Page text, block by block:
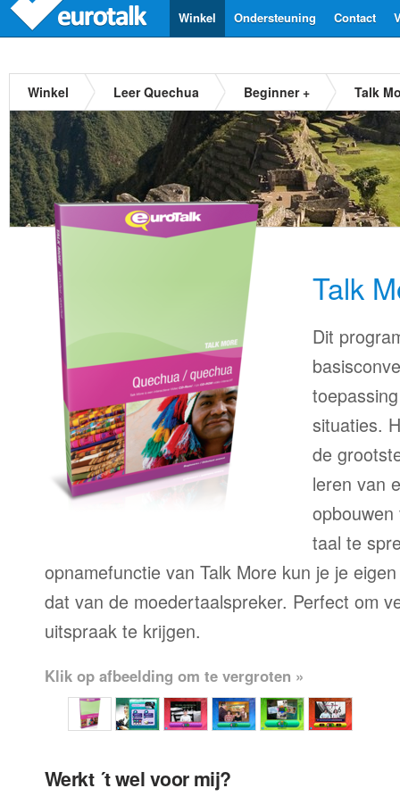
Contact
Ondersteuning
Winkel
Winkel Leer Quechua Beginner + Talk
Talk
Dit
situaties.
de
leren van
taal te
opnamefunctie van Talk More kun je je
dat van de moedertaalspreker. Perfect om
uitspraak te krijgen.
Klik op afbeelding om te vergroten »
Werkt ´t wel voor mij?